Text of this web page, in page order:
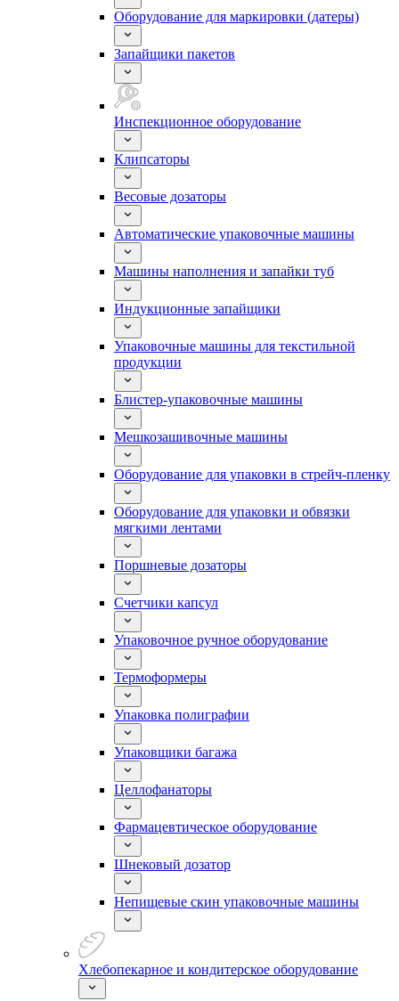
Оборудование для маркировки (датеры)
Запайщики пакетов
Инспекционное оборудование
Клипсаторы
Весовые дозаторы
Автоматические упаковочные машины
Машины наполнения и запайки туб
Индукционные запайщики
Упаковочные машины для текстильной
продукции
Блистер-упаковочные машины
Мешкозашивочные машины
Оборудование для упаковки в стрейч-пленку
Оборудование для упаковки и обвязки
мягкими лентами
Поршневые дозаторы
Счетчики капсул
Упаковочное ручное оборудование
Термоформеры
Упаковка полиграфии
Упаковщики багажа
Целлофанаторы
Фармацевтическое оборудование
Шнековый дозатор
Непищевые скин упаковочные машины
Хлебопекарное и кондитерское оборудование